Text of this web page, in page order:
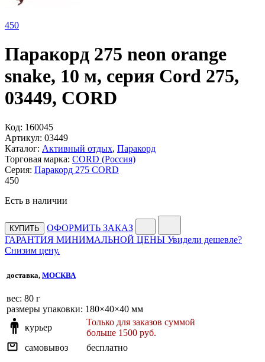
450
Паракорд 275 neon orange
snake, 10 м, серия Cord 275,
03449, CORD
Код: 160045
Артикул: 03449
Каталог: Активный отдых, Паракорд
Торговая марка: CORD (Россия)
Серия: Паракорд 275 CORD
450
Есть в наличии
КУПИТЬ
ОФОРМИТЬ ЗАКАЗ
ГАРАНТИЯ МИНИМАЛЬНОЙ ЦЕНЫ Увидели дешевле?
Снизим цену.
доставка, МОСКВА
веc: 80 г
размеры упаковки: 180×40×40 мм
курьер
Только для заказов суммой
больше 1500 руб.
самовывоз
бесплатно